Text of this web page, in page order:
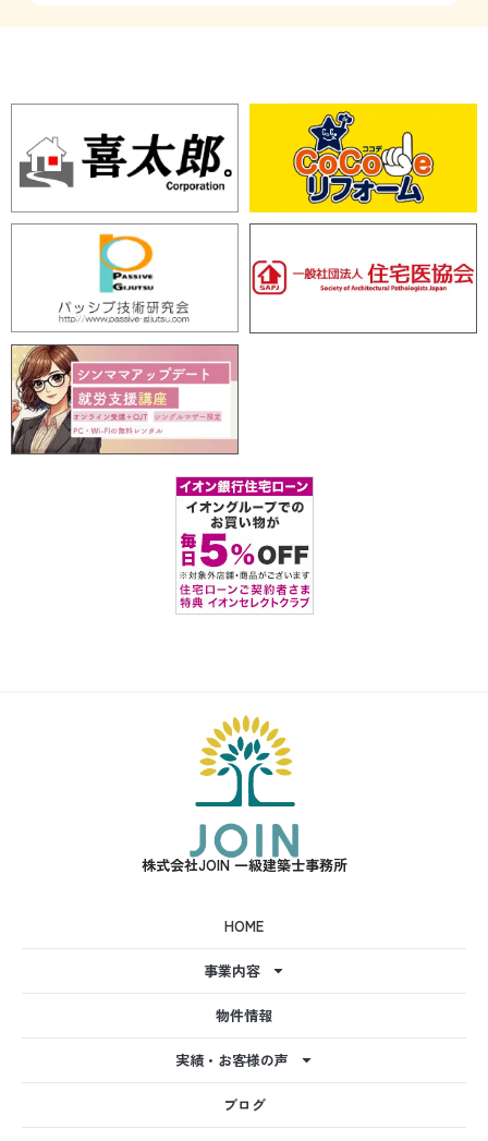
株式会社JOIN 一級建築士事務所
HOME
事業内容
物件情報
実績・お客様の声
ブログ